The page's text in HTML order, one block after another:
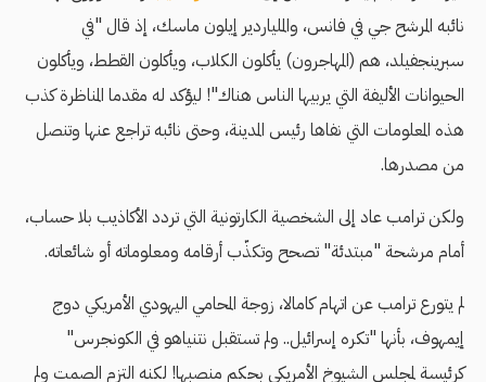
نائبه المرشح جي في فانس، والملياردير إيلون ماسك، إذ قال "في
سبرينجفيلد، هم (المهاجرون) يأكلون الكلاب، ويأكلون القطط، ويأكلون
الحيوانات الأليفة التي يربيها الناس هناك"! ليؤكد له مقدما المناظرة كذب
هذه المعلومات التي نفاها رئيس المدينة، وحتى نائبه تراجع عنها وتنصل
من مصدرها.
ولكن ترامب عاد إلى الشخصية الكارتونية التي تردد الأكاذيب بلا حساب،
أمام مرشحة "مبتدئة" تصحح وتكذّب أرقامه ومعلوماته أو شائعاته.
لم يتورع ترامب عن اتهام كامالا، زوجة المحامي اليهودي الأمريكي دوج
إيمهوف، بأنها "تكره إسرائيل.. ولم تستقبل نتنياهو في الكونجرس"
كرئيسة لمجلس الشيوخ الأمريكي بحكم منصبها! لكنه التزم الصمت ولم